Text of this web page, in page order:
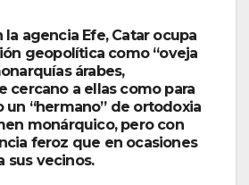
la agencia Efe, Catar ocupa
geopolítica como “oveja
árabes,
cercano a ellas como para
un “hermano” de ortodoxia
monárquico, pero con
feroz que en ocasiones
sus vecinos.